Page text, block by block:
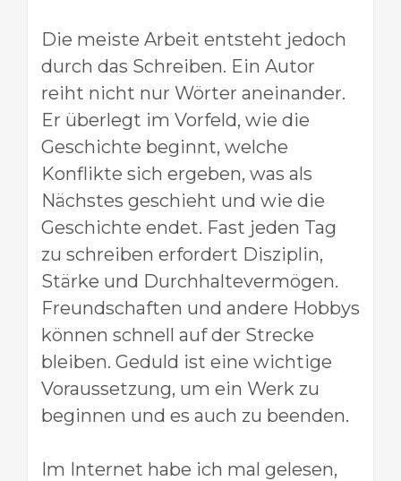
Die meiste Arbeit entsteht jedoch
durch das Schreiben. Ein Autor
reiht nicht nur Wörter aneinander.
Er überlegt im Vorfeld, wie die
Geschichte beginnt, welche
Konflikte sich ergeben, was als
Nächstes geschieht und wie die
Geschichte endet. Fast jeden Tag
zu schreiben erfordert Disziplin,
Stärke und Durchhaltevermögen.
Freundschaften und andere Hobbys
können schnell auf der Strecke
bleiben. Geduld ist eine wichtige
Voraussetzung, um ein Werk zu
beginnen und es auch zu beenden.
Im Internet habe ich mal gelesen,